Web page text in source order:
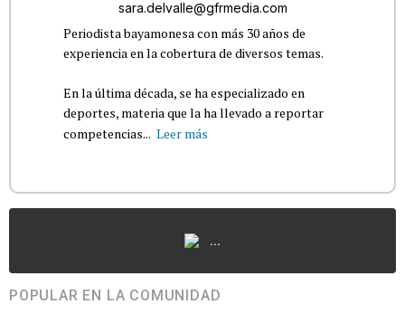
sara.delvalle@gfrmedia.com
Periodista bayamonesa con más 30 años de
experiencia en la cobertura de diversos temas.
En la última década, se ha especializado en
deportes, materia que la ha llevado a reportar
competencias... Leer más
...
POPULAR EN LA COMUNIDAD